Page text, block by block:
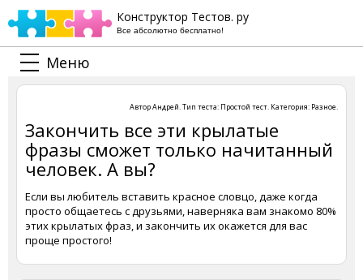
Конструктор Тестов. ру
Все абсолютно бесплатно!
Меню
АвторАндрей. Тип теста: Простой тест. Категория: Разное.
Закончить все эти крылатые
фразы сможет только начитанный
человек. А вы?
Если вы любитель вставить красное словцо, даже когда
просто общаетесь с друзьями, наверняка вам знакомо 80%
этих крылатых фраз, и закончить их окажется для вас
проще простого!